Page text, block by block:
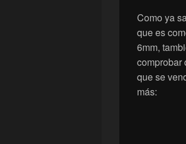
Como ya
que es
6mm,
comprobar
que se
más: